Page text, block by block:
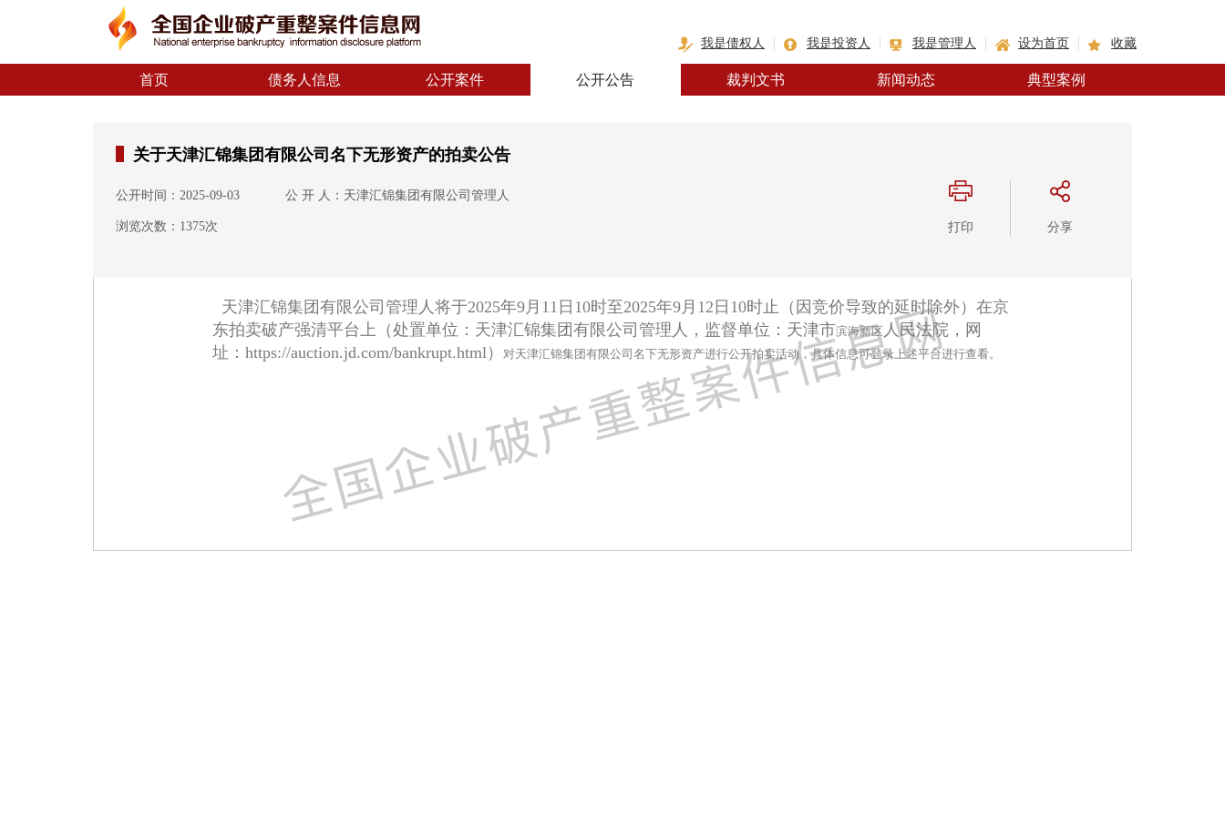
我是债权人 我是投资人 我是管理人 设为首页 收藏
首页 债务人信息 公开案件 公开公告 裁判文书 新闻动态 典型案例
关于天津汇锦集团有限公司名下无形资产的拍卖公告
公开时间：2025-09-03 公 开 人：天津汇锦集团有限公司管理人
浏览次数：1375次 打印 分享
天津汇锦集团有限公司管理人将于2025年9月11日10时至2025年9月12日10时止（因竞价导致的延时除外）在京
东拍卖破产强清平台上（处置单位：天津汇锦集团有限公司管理人，监督单位：天津市滨海新区 人民法院，网
址： https://auction.jd.com/bankrupt.html） 对天津汇锦集团有限公司名下无形资产进行公开拍卖活动，具体信息可登录上述平台进行查看。